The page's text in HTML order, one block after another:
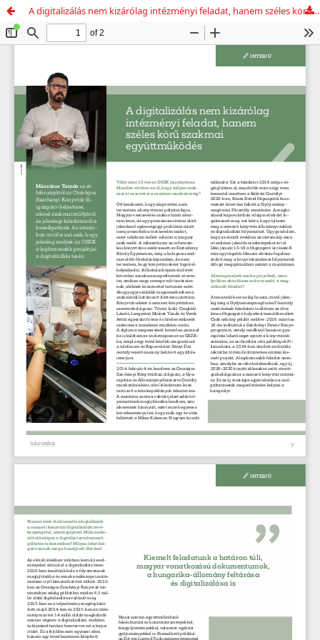
A digitalizálás nem kizárólag intézményi feladat, hanem széles körű szakmai együttműködés